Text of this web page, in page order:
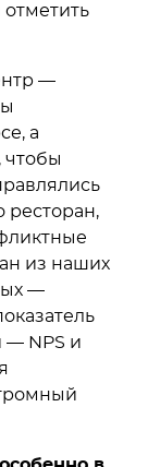
отметить
—
а
чтобы
ресторан,
из наших
—
— NPS и